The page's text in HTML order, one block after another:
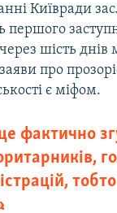
Київради
першого
шість днів
про
є міфом.
фактично
тобто